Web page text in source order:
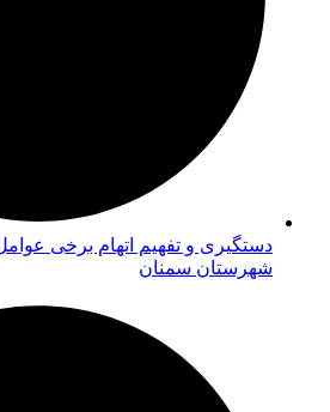
دستگیری و تفهیم اتهام برخی
شهرستان سمنان